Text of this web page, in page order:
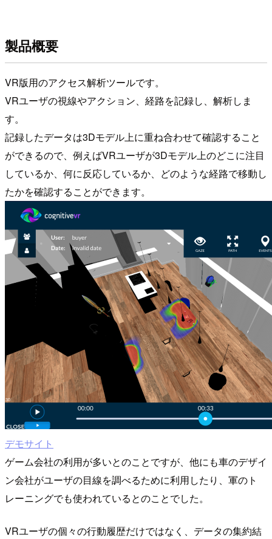
製品概要
VR版用のアクセス解析ツールです。
VRユーザの視線やアクション、経路を記録し、解析しま
す。
記録したデータは3Dモデル上に重ね合わせて確認すること
ができるので、例えばVRユーザが3Dモデル上のどこに注目
しているか、何に反応しているか、どのような経路で移動し
たかを確認することができます。
デモサイト
ゲーム会社の利用が多いとのことですが、他にも車のデザイ
ン会社がユーザの目線を調べるために利用したり、軍のト
レーニングでも使われているとのことでした。
VRユーザの個々の行動履歴だけではなく、データの集約結